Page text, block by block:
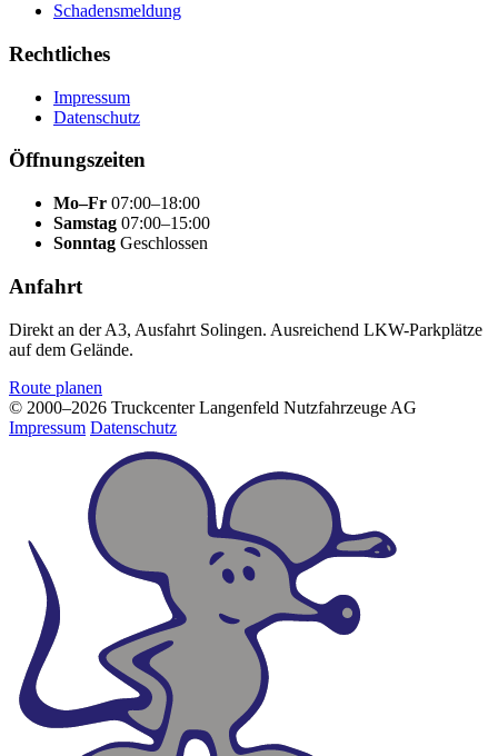
Schadensmeldung
Rechtliches
Impressum
Datenschutz
Öffnungszeiten
Mo–Fr 07:00–18:00
Samstag 07:00–15:00
Sonntag Geschlossen
Anfahrt
Direkt an der A3, Ausfahrt Solingen. Ausreichend LKW-Parkplätze
auf dem Gelände.
Route planen
© 2000–2026 Truckcenter Langenfeld Nutzfahrzeuge AG
Impressum Datenschutz